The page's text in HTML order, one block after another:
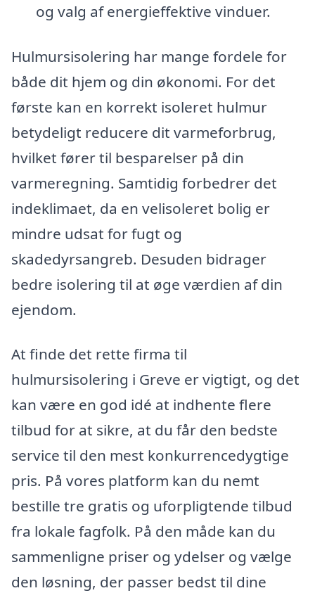
og valg af energieffektive vinduer.
Hulmursisolering har mange fordele for
både dit hjem og din økonomi. For det
første kan en korrekt isoleret hulmur
betydeligt reducere dit varmeforbrug,
hvilket fører til besparelser på din
varmeregning. Samtidig forbedrer det
indeklimaet, da en velisoleret bolig er
mindre udsat for fugt og
skadedyrsangreb. Desuden bidrager
bedre isolering til at øge værdien af din
ejendom.
At finde det rette firma til
hulmursisolering i Greve er vigtigt, og det
kan være en god idé at indhente flere
tilbud for at sikre, at du får den bedste
service til den mest konkurrencedygtige
pris. På vores platform kan du nemt
bestille tre gratis og uforpligtende tilbud
fra lokale fagfolk. På den måde kan du
sammenligne priser og ydelser og vælge
den løsning, der passer bedst til dine